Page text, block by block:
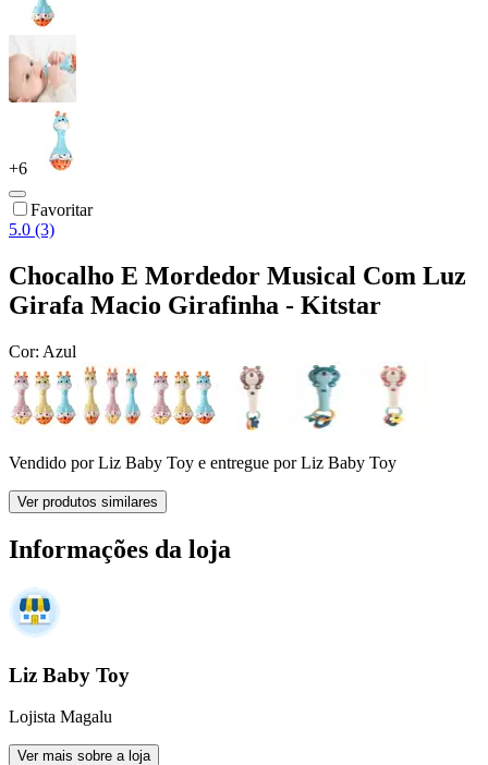
+6
Favoritar
5.0 (3)
Chocalho E Mordedor Musical Com Luz
Girafa Macio Girafinha - Kitstar
Cor: Azul
Vendido porLiz Baby Toy e entregue por Liz Baby Toy
Ver produtos similares
Informações da loja
Liz Baby Toy
Lojista Magalu
Ver mais sobre a loja